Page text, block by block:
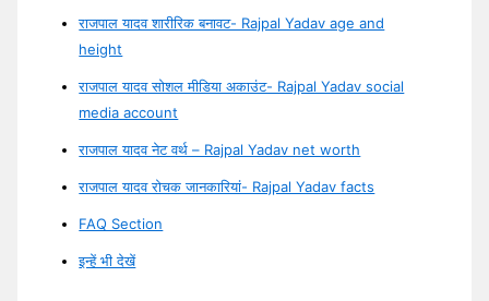
राजपाल यादव शारीरिक बनावट- Rajpal Yadav age and
height
राजपाल यादव सोशल मीडिया अकाउंट- Rajpal Yadav social
media account
राजपाल यादव नेट वर्थ – Rajpal Yadav net worth
राजपाल यादव रोचक जानकारियां- Rajpal Yadav facts
FAQ Section
इन्हें भी देखें